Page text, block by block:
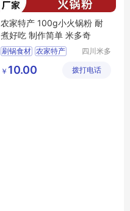
农家特产 100g小火锅粉 耐
煮好吃 制作简单 米多奇
刷锅食材 农家特产
正宗纯手工
四川米多
限公司
￥ 10.00 拨打电话